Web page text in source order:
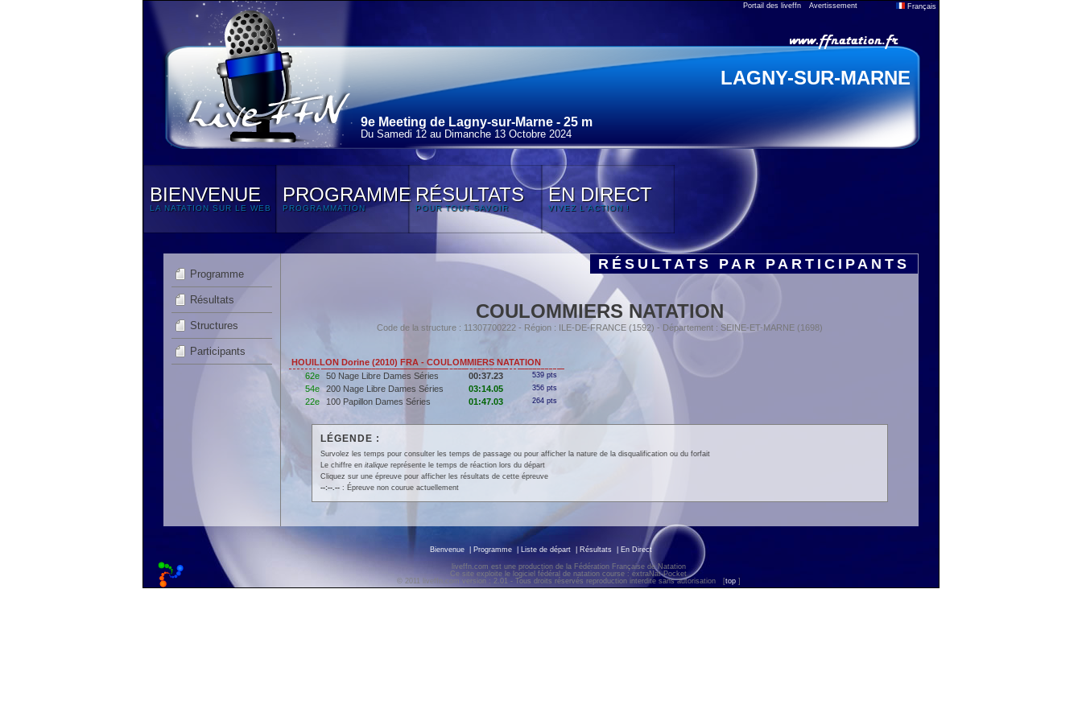
Portail des liveffn Avertissement Français
LAGNY-SUR-MARNE
9e Meeting de Lagny-sur-Marne - 25 m
Du Samedi 12 au Dimanche 13 Octobre 2024
BIENVENUE
LA NATATION SUR LE WEB
PROGRAMME
PROGRAMMATION
RÉSULTATS
POUR TOUT SAVOIR
EN DIRECT
VIVEZ L'ACTION !
Programme
Résultats
Structures
Participants
RÉSULTATS PAR PARTICIPANTS
COULOMMIERS NATATION
Code de la structure : 11307700222 - Région : ILE-DE-FRANCE (1592) - Département : SEINE-ET-MARNE (1698)
HOUILLON Dorine (2010) FRA - COULOMMIERS NATATION
62e
50 Nage Libre Dames Séries 00:37.23 539 pts
54e 200 Nage Libre Dames Séries 03:14.05 356 pts
22e 100 Papillon Dames Séries 01:47.03 264 pts
LÉGENDE :
Survolez les temps pour consulter les temps de passage ou pour afficher la nature de la disqualification ou du forfait
Le chiffre en italiquereprésente le temps de réaction lors du départ
Cliquez sur une épreuve pour afficher les résultats de cette épreuve
--:--.--: Épreuve non courue actuellement
Bienvenue Programme Liste de départ Résultats En Direct
liveffn.com est une production de la Fédération Française de Natation
Ce site exploite le logiciel fédéral de natation course : extraNat-Pocket
© 2011 liveffn.com version : 2.01 - Tous droits réservés reproduction interdite sans autorisation
[top ]